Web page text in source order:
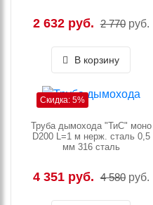
2 632 руб. 2 770 руб.
В корзину
Скидка: 5%
Труба дымохода "ТиС" моно
D200 L=1 м нерж. сталь 0,5
мм 316 сталь
4 351 руб. 4 580 руб.